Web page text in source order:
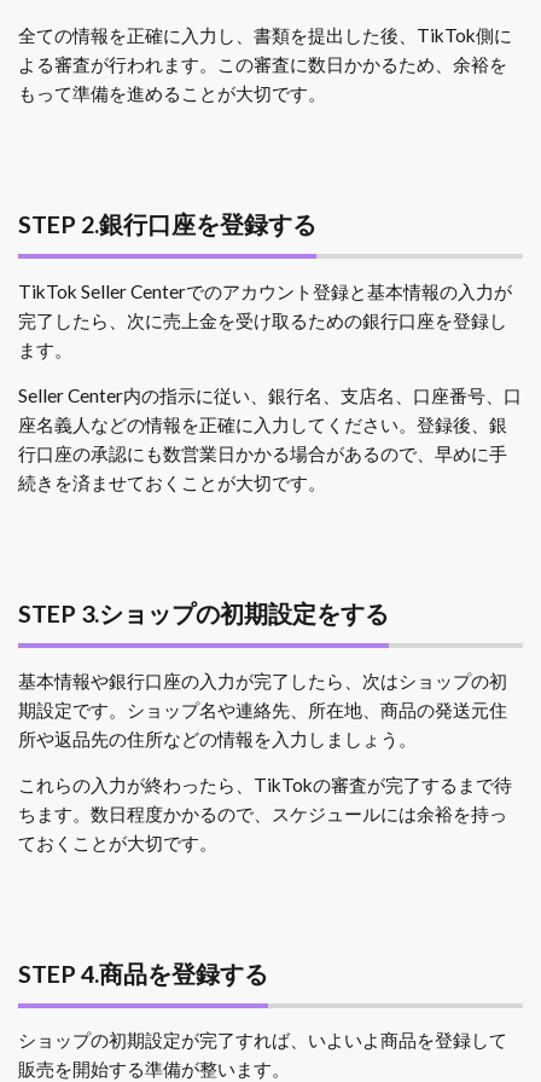
全ての情報を正確に入力し、書類を提出した後、TikTok側に
よる審査が行われます。この審査に数日かかるため、余裕を
もって準備を進めることが大切です。
STEP 2.銀行口座を登録する
TikTok Seller Centerでのアカウント登録と基本情報の入力が
完了したら、次に売上金を受け取るための銀行口座を登録し
ます。
Seller Center内の指示に従い、銀行名、支店名、口座番号、口
座名義人などの情報を正確に入力してください。登録後、銀
行口座の承認にも数営業日かかる場合があるので、早めに手
続きを済ませておくことが大切です。
STEP 3.ショップの初期設定をする
基本情報や銀行口座の入力が完了したら、次はショップの初
期設定です。ショップ名や連絡先、所在地、商品の発送元住
所や返品先の住所などの情報を入力しましょう。
これらの入力が終わったら、TikTokの審査が完了するまで待
ちます。数日程度かかるので、スケジュールには余裕を持っ
ておくことが大切です。
STEP 4.商品を登録する
ショップの初期設定が完了すれば、いよいよ商品を登録して
販売を開始する準備が整います。